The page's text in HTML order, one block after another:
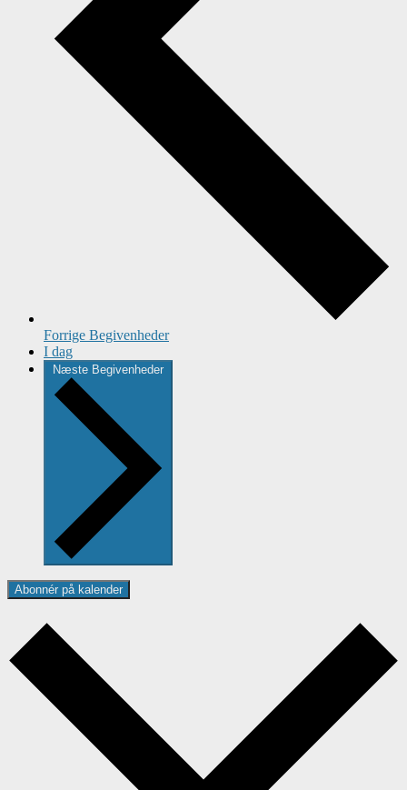
Forrige Begivenheder
I dag
Næste Begivenheder
Abonnér på kalender